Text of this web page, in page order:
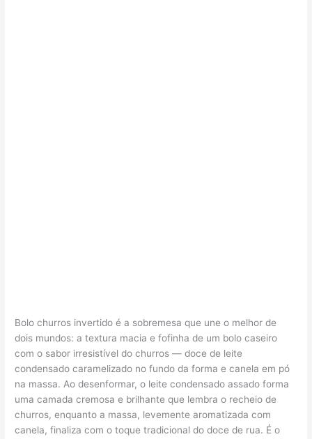
Bolo churros invertido é a sobremesa que une o melhor de
dois mundos: a textura macia e fofinha de um bolo caseiro
com o sabor irresistível do churros — doce de leite
condensado caramelizado no fundo da forma e canela em pó
na massa. Ao desenformar, o leite condensado assado forma
uma camada cremosa e brilhante que lembra o recheio de
churros, enquanto a massa, levemente aromatizada com
canela, finaliza com o toque tradicional do doce de rua. É o